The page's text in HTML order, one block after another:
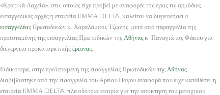
«Κρατικά Λαχεία», στις οποίες είχε προβεί με αναφορές της προς τις αρμόδιες
εισαγγελικές αρχές η εταιρεία ΕΜΜΑ DELTA, καλείται να διερευνήσει ο
εισαγγελέας Πρωτοδικών κ. Χαράλαμπος Τζώνης, μετά από παραγγελία της
προϊσταμένης της εισαγγελίας Πρωτοδικών της Αθήναςκ. Παναγιώτας Φάκου για
διενέργεια προκαταρκτικήςέρευνας.
Ειδικότερα, στην προϊσταμένη της εισαγγελίας Πρωτοδικών της Αθήνας
διαβιβάστηκε από την εισαγγελία του Αρείου Πάγου αναφορά που είχε καταθέσει η
εταιρεία ΕΜΜΑ DELTA, πλειοδότρια εταιρία για την απόκτηση του μετοχικού